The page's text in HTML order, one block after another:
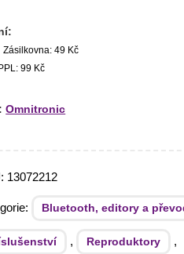
Zásilkovna: 49 Kč
PPL: 99 Kč
Omnitronic
13072212
Bluetooth, editory a
, Reproduktory ,